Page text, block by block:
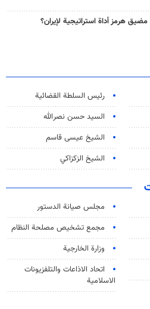
هرمز أداة استراتيجية لإيران؟
رئیس السلطة القضائیة
السيد حسن نصرالله
الشيخ عيسى قاسم
الشيخ الزكزاكي
مجلس صيانة الدستور
مجمع تشخيص مصلحة النظام
وزارة الخارجية
اتحاد الاذاعات والتلفزيونات
الاسلامية